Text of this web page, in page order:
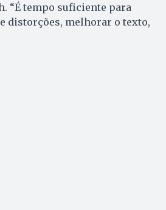
“É tempo suficiente para
distorções, melhorar o texto,